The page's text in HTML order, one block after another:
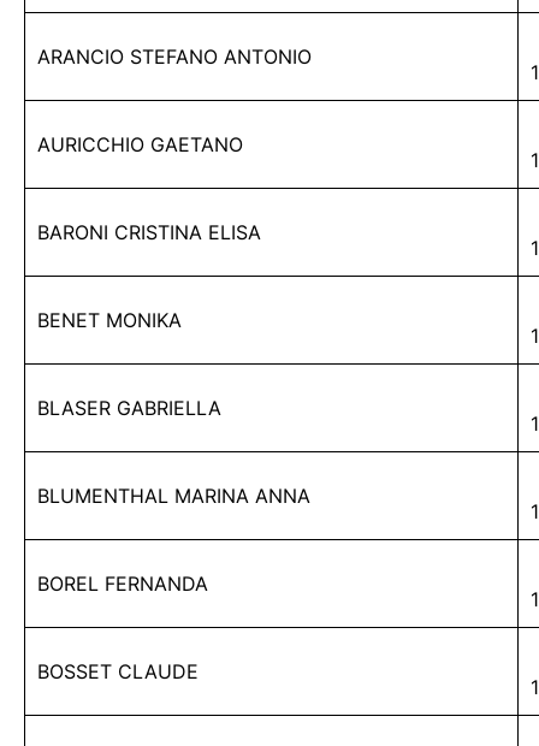
ARANCIO STEFANO ANTONIO
AURICCHIO GAETANO
BARONI CRISTINA ELISA
BENET MONIKA
BLASER GABRIELLA
BLUMENTHAL MARINA ANNA
BOREL FERNANDA
BOSSET CLAUDE